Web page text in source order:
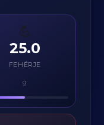
💪
25.0
FEHÉRJE
g